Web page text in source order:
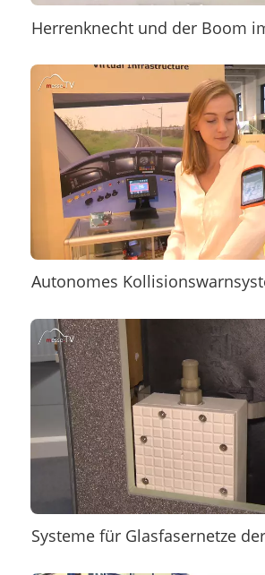
Herrenknecht und der Boom
Autonomes
Systeme für Glasfasernetze